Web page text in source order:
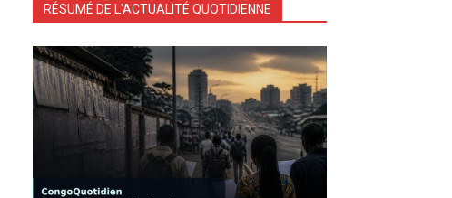
RÉSUMÉ DE L'ACTUALITÉ QUOTIDIENNE